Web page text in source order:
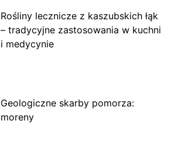
Rośliny lecznicze z kaszubskich łąk
– tradycyjne zastosowania w kuchni
i medycynie
Geologiczne skarby pomorza:
moreny